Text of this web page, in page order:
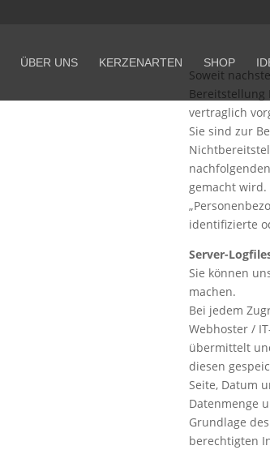
ÜBER UNS KERZENARTEN SHOP
Soweit
Bereitstellung
vertraglich
Sie sind zur
gemacht wird.
identifizierte
Server-
Sie können
machen.
Bei jedem
Webhoster /
übermittelt
diesen
Seite, Datum
Datenmenge
Grundlage
berechtigten